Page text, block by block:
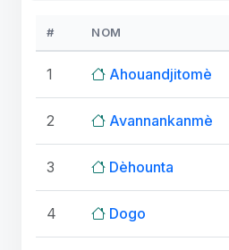
# NOM
1 Ahouandjitomè
2 Avannankanmè
3 Dèhounta
4 Dogo